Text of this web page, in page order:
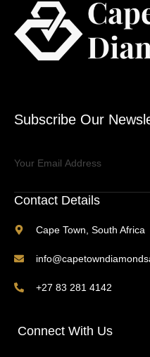
Subscribe Our
Contact Details
Cape Town, South Africa
+27 83 281 4142
Connect With Us